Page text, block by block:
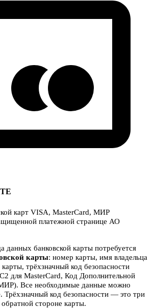
карт VISA, MasterCard, МИР
платежной странице АО
данных банковской карты потребуется
карты: номер карты, имя владельца
трёхзначный код безопасности
для MasterCard, Код Дополнительной
Все необходимые данные можно
Трёхзначный код безопасности — это три
стороне карты.